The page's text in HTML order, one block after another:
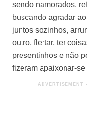
sendo namorados,
buscando agradar
juntos sozinhos,
outro, flertar, ter
presentinhos e não
fizeram apaixonar-